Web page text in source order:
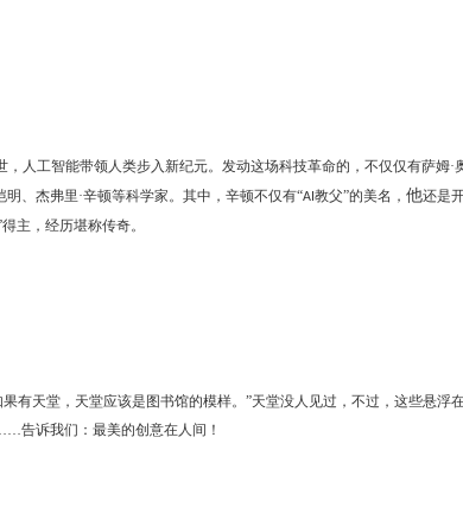
，人工智能带领人类步入新纪元。发动这场科技革命的，不仅仅有萨姆·
、杰弗里·辛顿等科学家。其中，辛顿不仅有“AI 教父”的美名， 他还是
主，经历堪称传奇。
果有天堂，天堂应该是图书馆的模样。”天堂没人见过，不过，这些悬浮
告诉我们：最美的创意在人间！